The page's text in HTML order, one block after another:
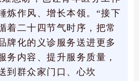
炼作风、增长本领。“接下
着二十四节气时序，把常
牌化的义诊服务送进更多
务内容、提升服务质量，
到群众家门口、心坎